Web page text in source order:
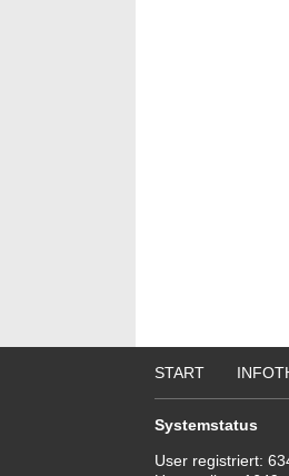
START
Systemstatus
User registriert: